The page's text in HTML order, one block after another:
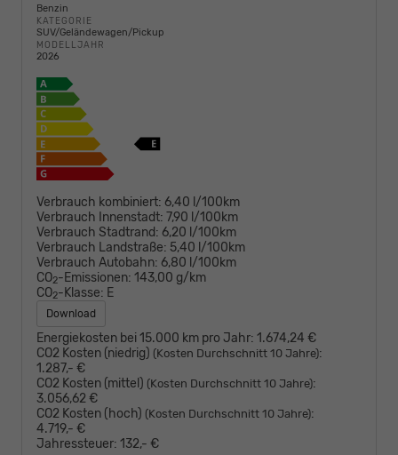
Benzin
KATEGORIE
SUV/Geländewagen/Pickup
MODELLJAHR
2026
Verbrauch kombiniert: 6,40 l/100km
Verbrauch Innenstadt: 7,90 l/100km
Verbrauch Stadtrand: 6,20 l/100km
Verbrauch Landstraße: 5,40 l/100km
Verbrauch Autobahn: 6,80 l/100km
CO2-Emissionen: 143,00 g/km
CO2-Klasse: E
Download
Energiekosten bei 15.000 km pro Jahr: 1.674,24 €
CO2 Kosten (niedrig) (Kosten Durchschnitt 10 Jahre):
1.287,- €
CO2 Kosten (mittel) (Kosten Durchschnitt 10 Jahre):
3.056,62 €
CO2 Kosten (hoch) (Kosten Durchschnitt 10 Jahre):
4.719,- €
Jahressteuer: 132,- €